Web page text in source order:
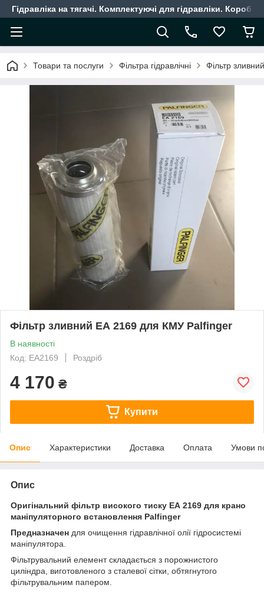
Гідравліка на тягачі. Комплектуючі для гідравліки.
Товари та послуги Фільтра гідравлічні Фільтр
Фільтр зливний ЕА 2169 для КМУ Palfinger
В наявності
Код: EA2169
Роздріб
4 170 ₴
Купити
Опис Характеристики Доставка Оплата Умови
Опис
Оригінальний фільтр високого тиску ЕА 2169 для крано
маніпуляторного встановлення Palfinger
Предназначен для очищення гідравлічної олії гідросистемі
маніпулятора.
Фільтрувальний елемент складається з порожнистого
циліндра, виготовленого з сталевої сітки, обтягнутого
фільтрувальним папером.